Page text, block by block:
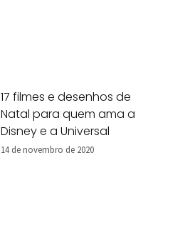
17 filmes e desenhos de
Natal para quem ama a
Disney e a Universal
14 de novembro de 2020